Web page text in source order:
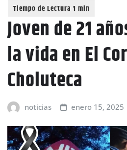
Joven de 21
la vida en El
Choluteca
noticias enero 15, 2025